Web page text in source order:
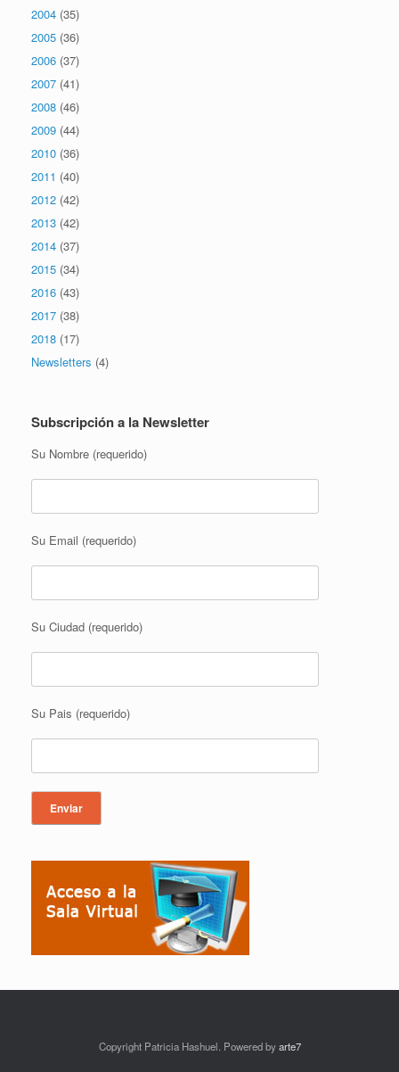
2004 (35)
2005 (36)
2006 (37)
2007 (41)
2008 (46)
2009 (44)
2010 (36)
2011 (40)
2012 (42)
2013 (42)
2014 (37)
2015 (34)
2016 (43)
2017 (38)
2018 (17)
Newsletters (4)
Subscripción a la Newsletter
Su Nombre (requerido)
Su Email (requerido)
Su Ciudad (requerido)
Su Pais (requerido)
Copyright Patricia Hashuel. Powered byarte7